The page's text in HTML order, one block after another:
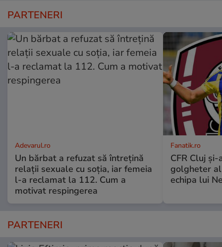
PARTENERI
Adevarul.ro
Un bărbat a refuzat să întrețină
relații sexuale cu soția, iar femeia
l-a reclamat la 112. Cum a
motivat respingerea
Fanatik.ro
CFR Cluj
golgheter al
echipa lui
PARTENERI